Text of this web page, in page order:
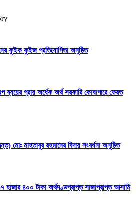
কুইক কুইজ প্রতিযোগিতা অনুষ্ঠিত
ব্যয়ের প্রায় অর্ধেক অর্থ সরকারি কোষাগারে ফেরত
মোঃ মাহতাবুর রহমানের বিদায় সংবর্ধনা অনুষ্ঠিত
হাজার ৪০০ টাকা অর্থদণ্ডপ্রাপ্ত সাজাপ্রাপ্ত আসামি